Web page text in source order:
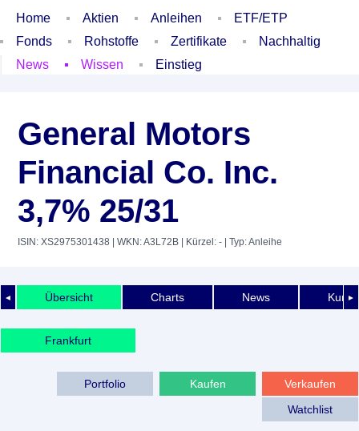
Home Aktien Anleihen
ETF/ETP
Fonds
Rohstoffe Zertifikate
Nachhaltig
News
Wissen Einstieg
General Motors
Financial Co. Inc.
3,7% 25/31
ISIN: XS2975301438 | WKN: A3L72B | Kürzel: - | Typ: Anleihe
◄ ►
Übersicht Charts News
Frankfurt
Verkaufen
Kaufen
Portfolio
Watchlist